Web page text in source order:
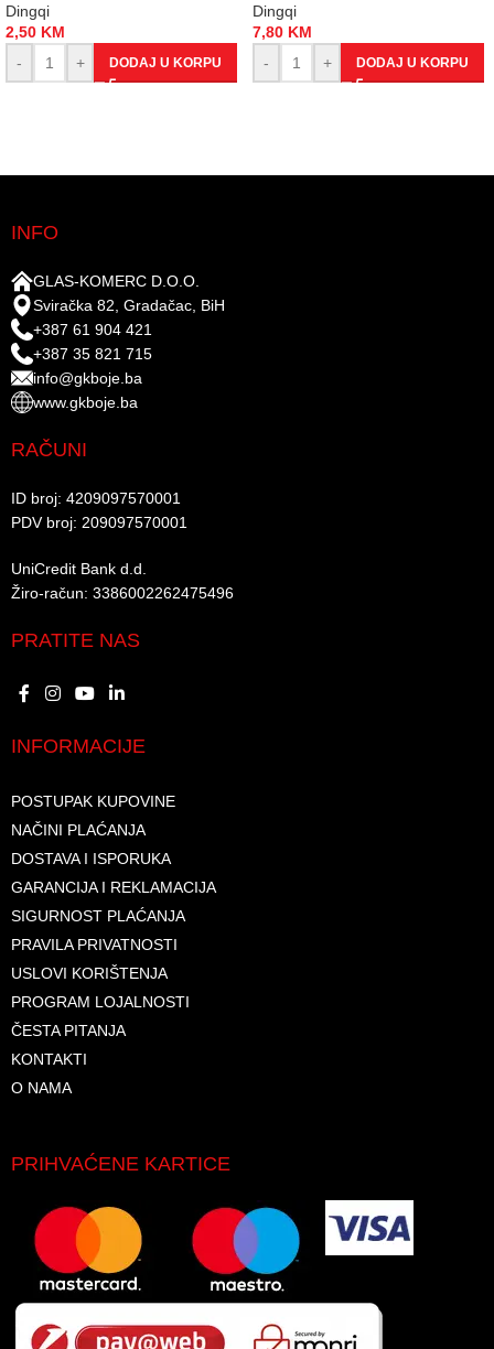
Dingqi
2,50 KM
-
+ DODAJ U KORPU
Dingqi
7,80 KM
-
+ DODAJ U KORPU
INFO
GLAS-KOMERC D.O.O.
Sviračka 82, Gradačac, BiH
+387 61 904 421
+387 35 821 715
info@gkboje.ba
www.gkboje.ba
RAČUNI
ID broj: 4209097570001​
PDV broj: 209097570001 ​
UniCredit Bank d.d.​
Žiro-račun: 3386002262475496​​
PRATITE NAS
INFORMACIJE
POSTUPAK KUPOVINE
NAČINI PLAĆANJA
DOSTAVA I ISPORUKA
GARANCIJA I REKLAMACIJA
SIGURNOST PLAĆANJA
PRAVILA PRIVATNOSTI
USLOVI KORIŠTENJA
PROGRAM LOJALNOSTI
ČESTA PITANJA
KONTAKTI
O NAMA
PRIHVAĆENE KARTICE